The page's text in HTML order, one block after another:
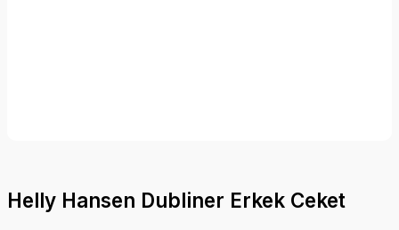
Helly Hansen Dubliner Erkek Ceket